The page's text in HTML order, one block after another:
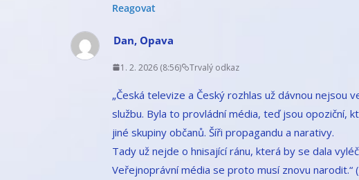
Reagovat
Dan, Opava
1. 2. 2026 (8:56) Trvalý odkaz
„Česká televize a Český rozhlas už dávnou
službu. Byla to provládní média, teď jsou opoziční,
jiné skupiny občanů. Šíři propagandu a narativy.
Tady už nejde o hnisající ránu, která by se dala
Veřejnoprávní média se proto musí znovu narodit.“